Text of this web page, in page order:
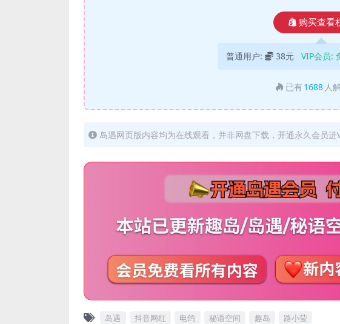
购买查看
普通用户: 38元 VIP会员:
已有 1688 人
岛遇网页版内容均为在线观看，并非网盘下载，开通永久会员进
岛遇 抖音网红 电鸽 秘语空间 趣岛 路小莹